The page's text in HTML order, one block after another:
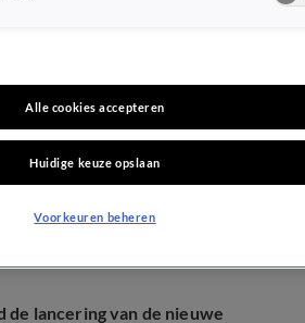
Dam en Bas
dochters
de lancering van de nieuwe
Alle cookies accepteren
Huidige keuze opslaan
Voorkeuren beheren